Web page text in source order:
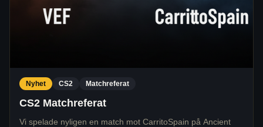
Nyhet CS2 Matchreferat
CS2 Matchreferat
Vi spelade nyligen en match mot CarritoSpain på Ancient